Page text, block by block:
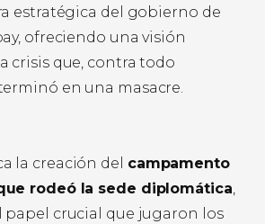
estratégica del gobierno de
ofreciendo una visión
crisis que, contra todo
en una masacre.
la creación del campamento
rodeó la sede diplomática,
papel crucial que jugaron los